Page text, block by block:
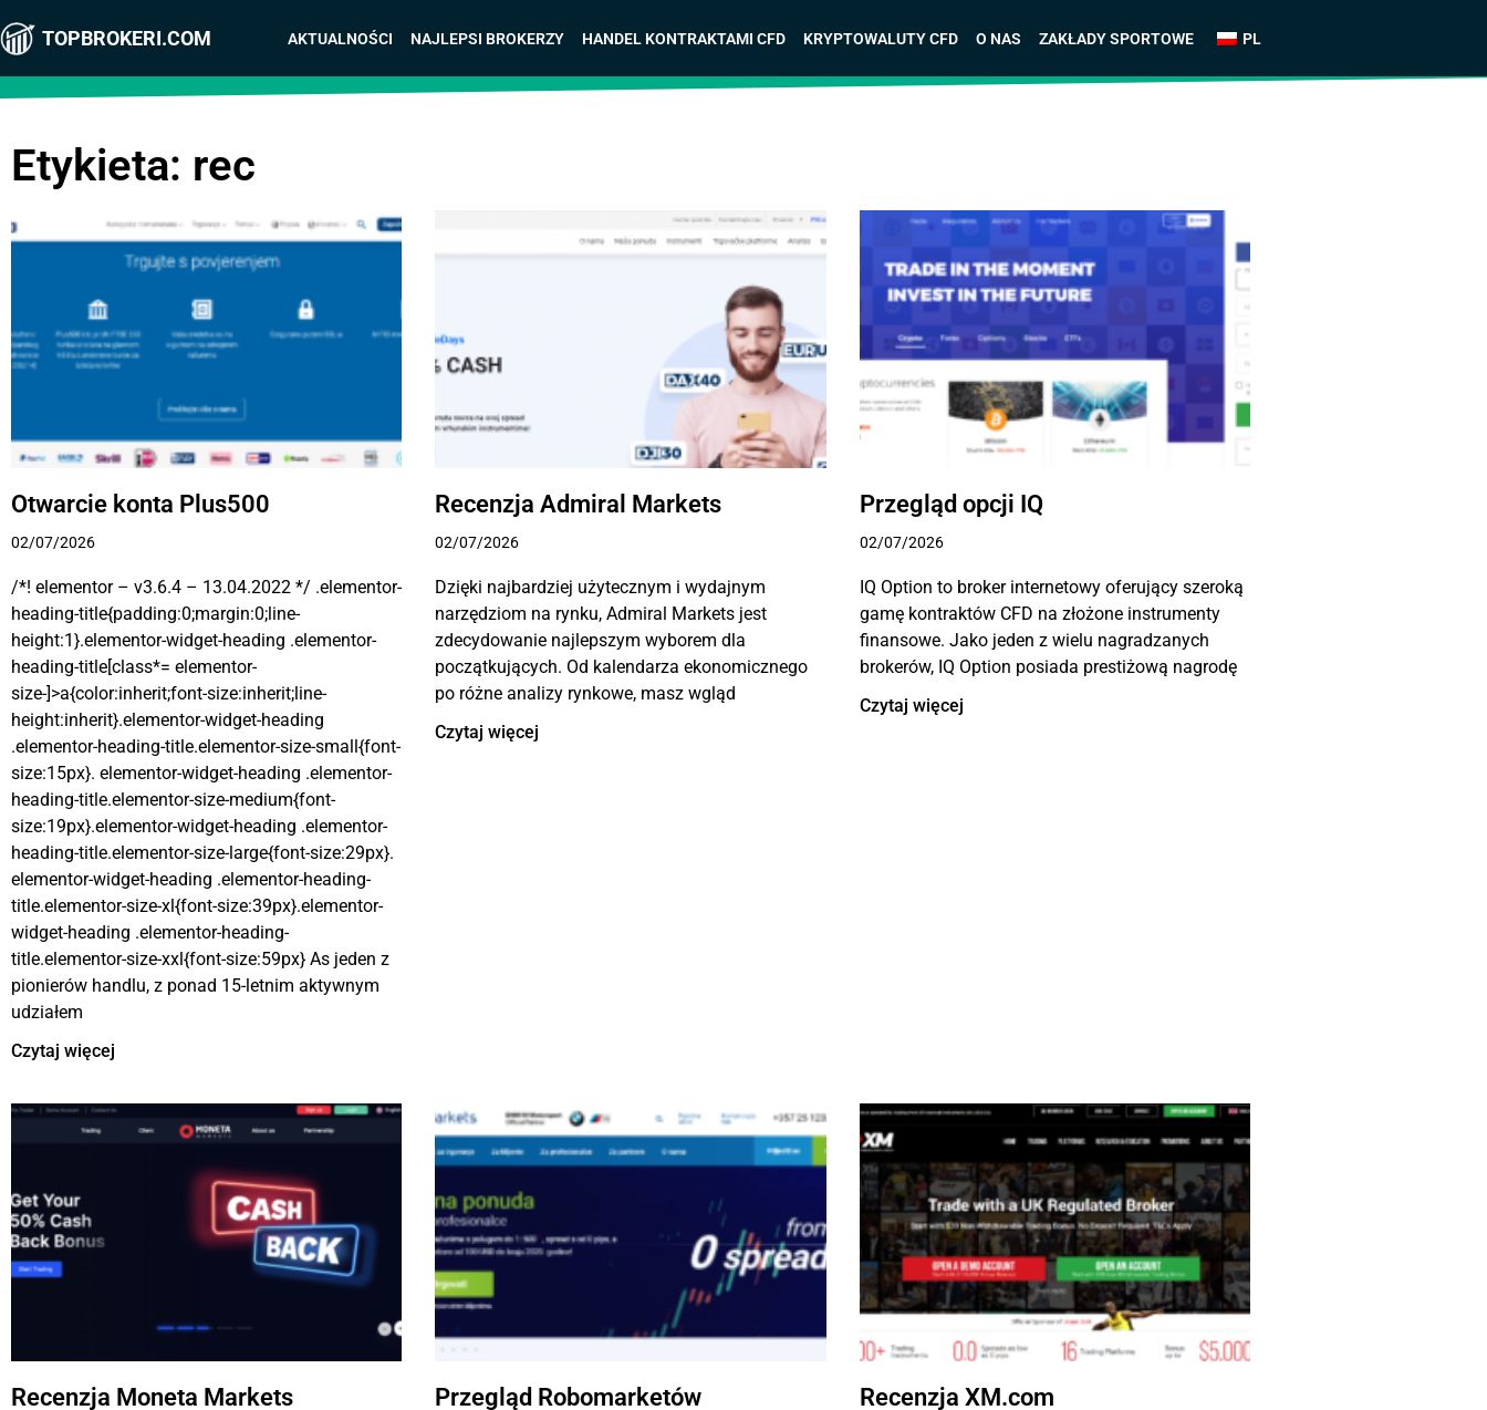
TOPBROKERI.COM AKTUALNOŚCI NAJLEPSI BROKERZY HANDEL KONTRAKTAMI CFD KRYPTOWALUTY CFD O NAS ZAKŁADY SPORTOWE PL
Etykieta: rec
Otwarcie konta Plus500
02/07/2026
/*! elementor – v3.6.4 – 13.04.2022 */ .elementor-
heading-title{padding:0;margin:0;line-
height:1}.elementor-widget-heading .elementor-
heading-title[class*= elementor-
size-]>a{color:inherit;font-size:inherit;line-
height:inherit}.elementor-widget-heading
.elementor-heading-title.elementor-size-small{font-
size:15px}. elementor-widget-heading .elementor-
heading-title.elementor-size-medium{font-
size:19px}.elementor-widget-heading .elementor-
heading-title.elementor-size-large{font-size:29px}.
elementor-widget-heading .elementor-heading-
title.elementor-size-xl{font-size:39px}.elementor-
widget-heading .elementor-heading-
title.elementor-size-xxl{font-size:59px} As jeden z
pionierów handlu, z ponad 15-letnim aktywnym
udziałem
Czytaj więcej
Recenzja Admiral Markets
02/07/2026
Dzięki najbardziej użytecznym i wydajnym
narzędziom na rynku, Admiral Markets jest
zdecydowanie najlepszym wyborem dla
początkujących. Od kalendarza ekonomicznego
po różne analizy rynkowe, masz wgląd
Czytaj więcej
Przegląd opcji IQ
02/07/2026
IQ Option to broker internetowy oferujący szeroką
gamę kontraktów CFD na złożone instrumenty
finansowe. Jako jeden z wielu nagradzanych
brokerów, IQ Option posiada prestiżową nagrodę
Czytaj więcej
Recenzja Moneta Markets Przegląd Robomarketów Recenzja XM.com